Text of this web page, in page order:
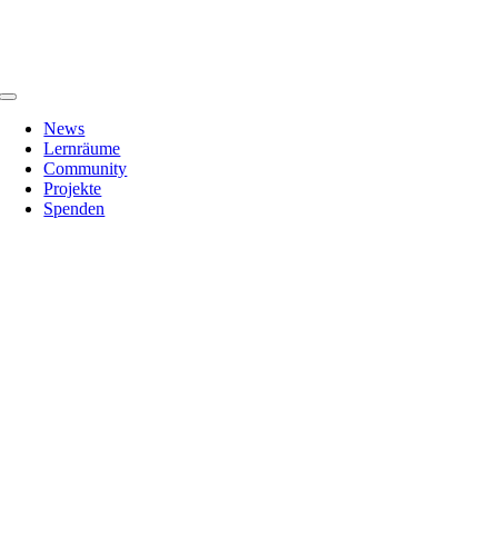
Toggle
Navigation
News
Lernräume
Community
Projekte
Spenden